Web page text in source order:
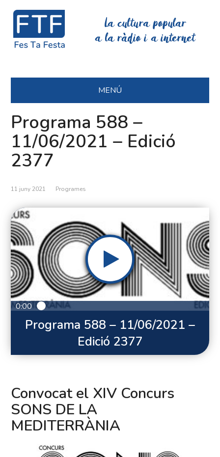
La cultura popular
a la ràdio i a internet
MENÚ
Programa 588 –
11/06/2021 – Edició
2377
11 juny 2021 Programes
0:00
Programa 588 – 11/06/2021 –
Edició 2377
Convocat el XIV Concurs
SONS DE LA
MEDITERRÀNIA